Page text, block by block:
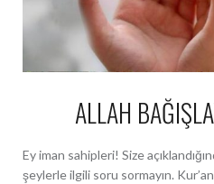
ALLAH
Ey iman sahipleri! Size
şeylerle ilgili soru sormayın.